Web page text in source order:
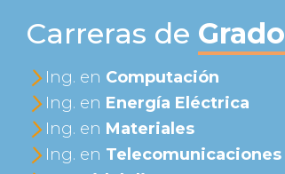
Carreras de Grado
Ing. en Computación
Ing. en Energía Eléctrica
Ing. en Materiales
Ing. en Telecomunicaciones